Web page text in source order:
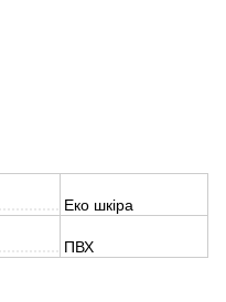
Еко шкіра
ПВХ